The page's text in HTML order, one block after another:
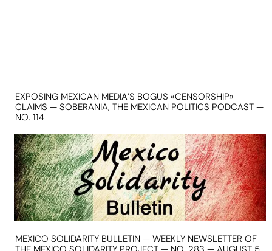
EXPOSING MEXICAN MEDIA’S BOGUS «CENSORSHIP»
CLAIMS — SOBERANIA, THE MEXICAN POLITICS PODCAST —
NO. 114
MEXICO SOLIDARITY BULLETIN — WEEKLY NEWSLETTER OF